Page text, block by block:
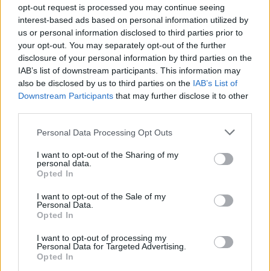
opt-out request is processed you may continue seeing
interest-based ads based on personal information utilized by
us or personal information disclosed to third parties prior to
your opt-out. You may separately opt-out of the further
disclosure of your personal information by third parties on the
IAB’s list of downstream participants. This information may
also be disclosed by us to third parties on the IAB’s List of
Downstream Participants that may further disclose it to other
Please note that this website/app uses one or more Google
not limited to your visit or usage behaviour. You may click to
grant or deny consent to Google and its third-party tags to
use your data for below specified purposes in below Google
consent section.
Personal Data Processing Opt Outs
I want to opt-out of the Sharing of my
personal data.
Opted In
I want to opt-out of the Sale of my
Personal Data.
Opted In
I want to opt-out of processing my
Personal Data for Targeted Advertising.
Opted In
Sudlik Mária-díjat Kovács Annamária vehette át.
A Závodszky Zoltán-díjat, amelyet a Wagner-előadásokban
kiemelkedő teljesítményt nyújtó művészek kaphatnak meg,
Rálik Szilvia érdemelte ki az idén, míg a Vágó Nelly-
emlékérmet Horváth Kata jelmeztervezőnek ítélték oda.
előadásokért-emlékérmet Fejes-Luczás Rita orvosi
asszisztens és Katona-Pecze Xénia kulturális menedzser
vehette át. Az adminisztrációban dolgozókat elismerő
Dárday Andor-emlékplakettet Kovács Zsófi jog- és
bérgazdálkodási osztályvezető kapta meg. Az Opera
ezenkívül idén is jubileumi arany emlékgyűrűvel köszöntötte